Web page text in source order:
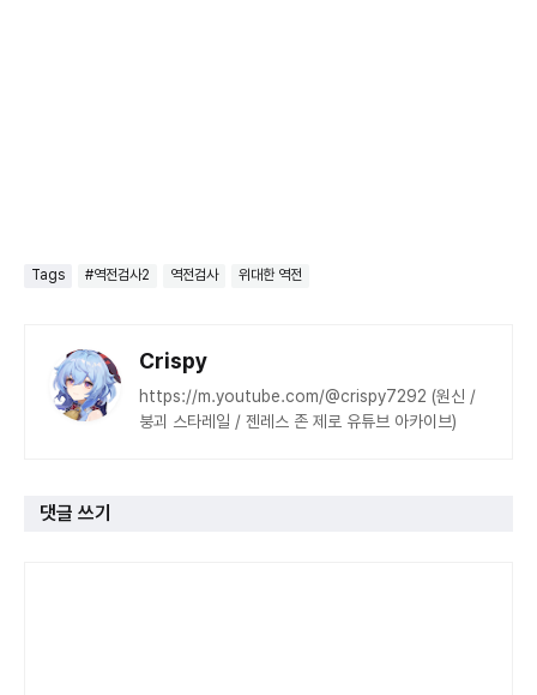
Tags #역전검사2 역전검사 위대한 역전
Crispy
https://m.youtube.com/@crispy7292 (원신 /
붕괴 스타레일 / 젠레스 존 제로 유튜브 아카이브)
댓글 쓰기